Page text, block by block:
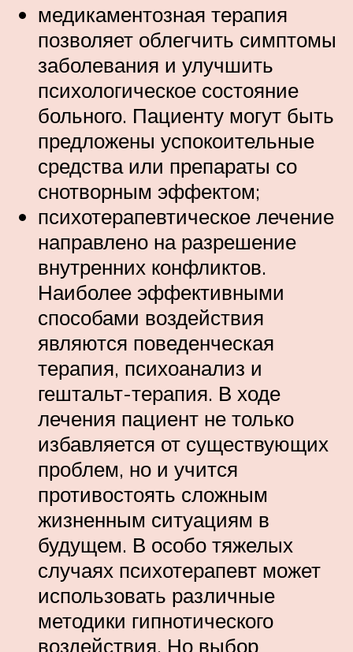
медикаментозная терапия
позволяет облегчить симптомы
заболевания и улучшить
психологическое состояние
больного. Пациенту могут быть
предложены успокоительные
средства или препараты со
снотворным эффектом;
психотерапевтическое лечение
направлено на разрешение
внутренних конфликтов.
Наиболее эффективными
способами воздействия
являются поведенческая
терапия, психоанализ и
гештальт-терапия. В ходе
лечения пациент не только
избавляется от существующих
проблем, но и учится
противостоять сложным
жизненным ситуациям в
будущем. В особо тяжелых
случаях психотерапевт может
использовать различные
методики гипнотического
воздействия. Но выбор